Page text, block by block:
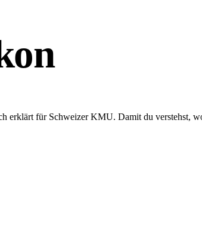
erklärt für Schweizer KMU. Damit du verstehst,